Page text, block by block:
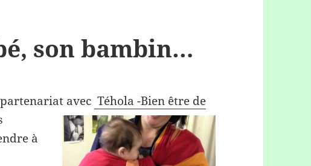
son bambin…
avec Téhola -Bien être de
à